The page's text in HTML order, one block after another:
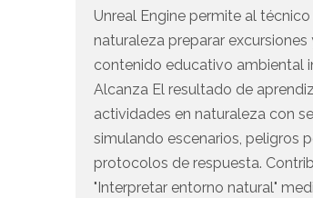
Unreal Engine permite al
naturaleza preparar excursiones
contenido educativo ambiental
Alcanza El resultado de
actividades en naturaleza con
simulando escenarios, peligros
protocolos de respuesta.
"Interpretar entorno natural"